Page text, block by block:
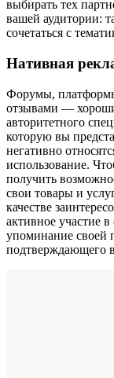
выбирать тех
вашей аудитории:
сочетаться с
Нативная
Форумы,
отзывами —
авторитетного
которую вы
негативно
использование.
получить
свои товары и
качестве
активное участие
упоминание своей
подтверждающего